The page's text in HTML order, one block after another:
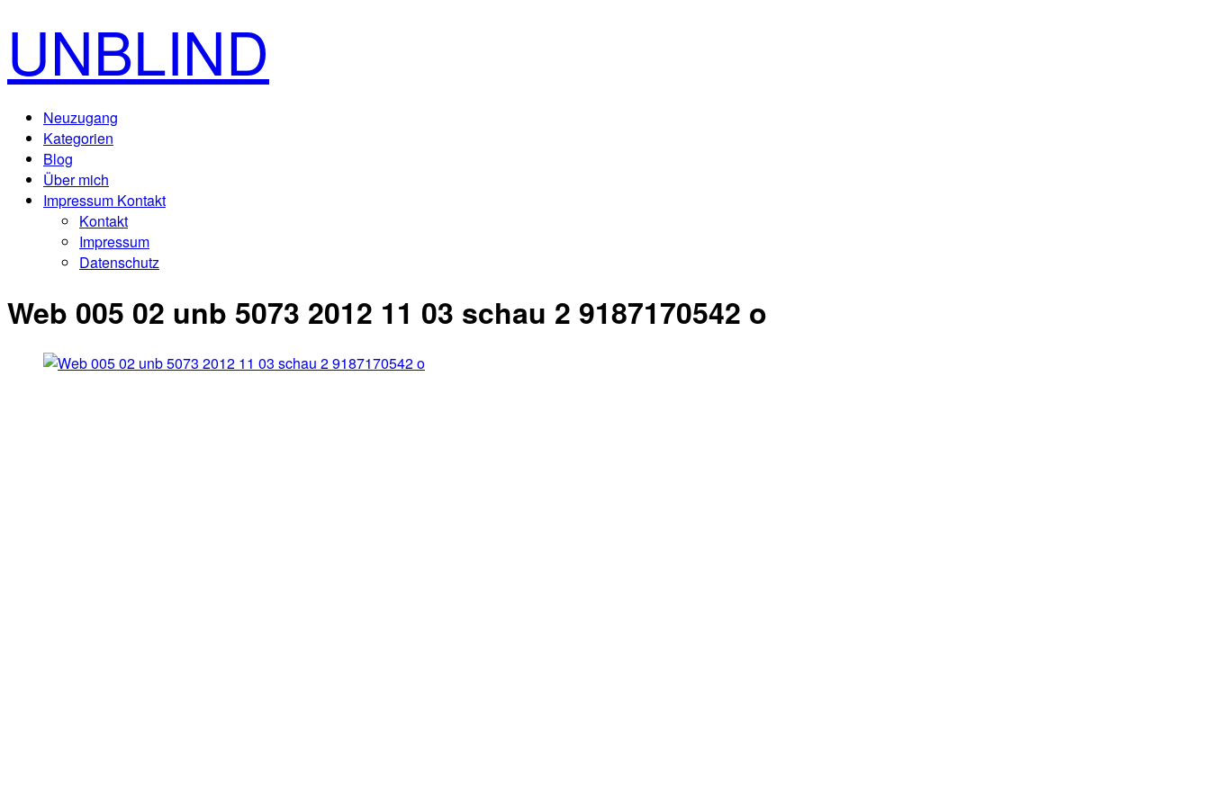
UNBLIND
Neuzugang
Kategorien
Blog
Über mich
Impressum Kontakt
Kontakt
Impressum
Datenschutz
Web 005 02 unb 5073 2012 11 03 schau 2 9187170542 o